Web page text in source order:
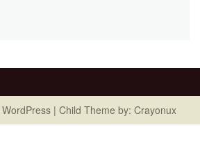
WordPress | Child Theme by: Crayonux